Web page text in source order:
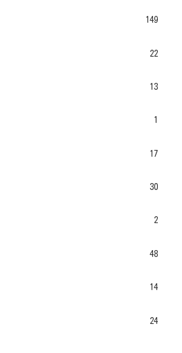
149
22
13
1
17
30
2
48
14
24